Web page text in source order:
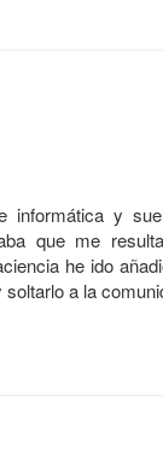
informática y
que me
he ido
a la